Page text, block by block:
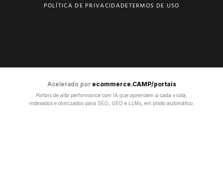
POLÍTICA DE PRIVACIDADETERMOS DE USO
Acelerado por ecommerce.CAMP/portais
Portais de alta performance com IA que aprendem a cada visita,
indexados e otimizados para SEO, GEO e LLMs, em piloto automático.